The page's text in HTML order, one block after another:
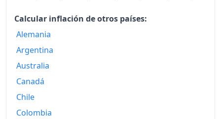
1967
200.37
1968
1969
1970
Calcular inflación de otros países:
Alemania
Argentina
Australia
Canadá
Chile
Colombia